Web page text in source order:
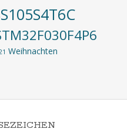
Weihnachten